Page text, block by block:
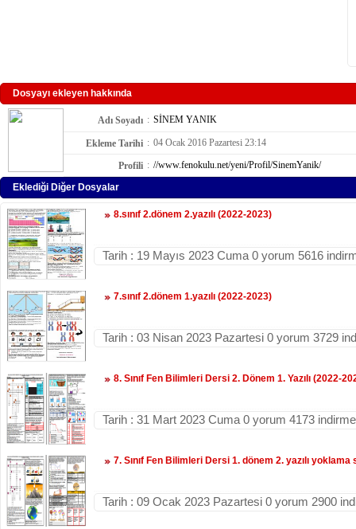
Dosyayı ekleyen hakkında
Adı Soyadı : SİNEM YANIK
Ekleme Tarihi : 04 Ocak 2016 Pazartesi 23:14
Profili : //www.fenokulu.net/yeni/Profil/SinemYanik/
Eklediği Diğer Dosyalar
8.sınıf 2.dönem 2.yazılı (2022-2023)
Tarih : 19 Mayıs 2023 Cuma 0 yorum 5616
7.sınıf 2.dönem 1.yazılı (2022-2023)
Tarih : 03 Nisan 2023 Pazartesi 0 yorum 3729
8. Sınıf Fen Bilimleri Dersi 2. Dönem 1. Yazılı (2022-
Tarih : 31 Mart 2023 Cuma 0 yorum 4173 indirme
7. Sınıf Fen Bilimleri Dersi 1. dönem 2. yazılı yoklama
Tarih : 09 Ocak 2023 Pazartesi 0 yorum 2900